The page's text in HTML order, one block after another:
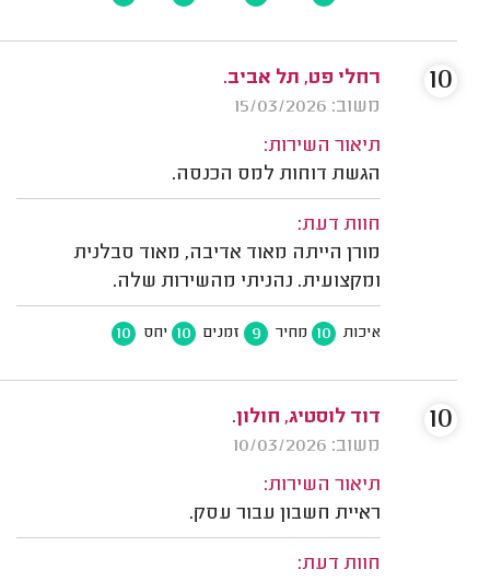
רחלי פט, תל אביב.
משוב: 15/03/2026
תיאור השירות:
הגשת דוחות למס הכנסה.
חוות דעת:
מורן הייתה מאוד אדיבה, מאוד סבלנית
ומקצועית. נהניתי מהשירות שלה.
איכות 10 מחיר 9 זמנים 10 יחס 10
10
דוד לוסטיג, חולון.
משוב: 10/03/2026
תיאור השירות:
ראיית חשבון עבור עסק.
חוות דעת:
10